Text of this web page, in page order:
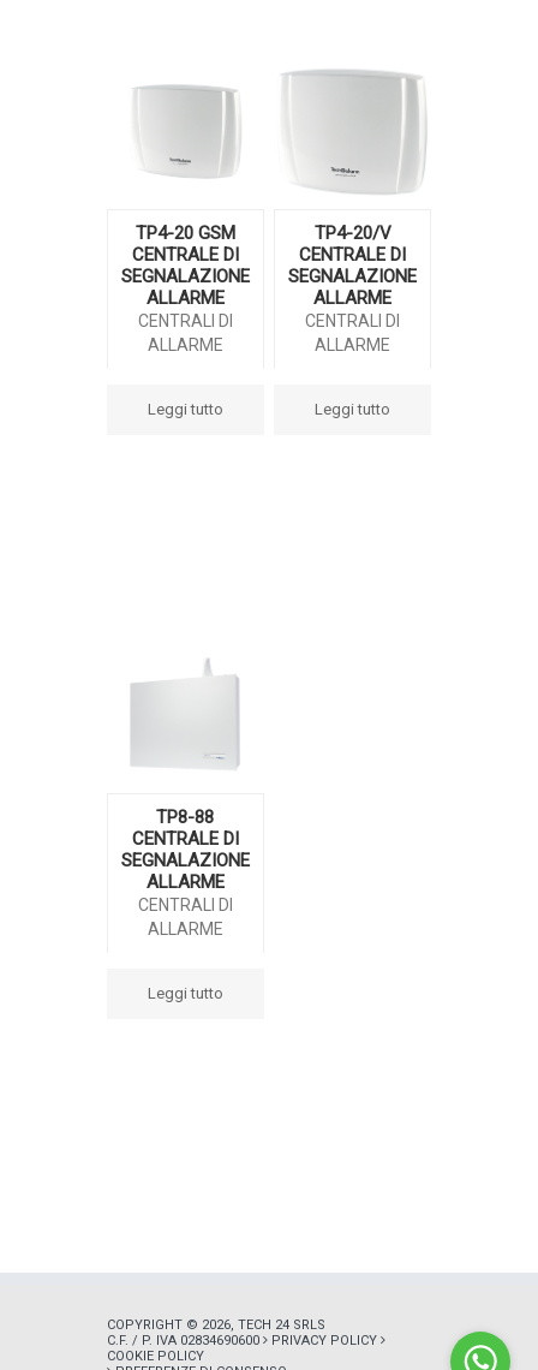
TP4-20 GSM
CENTRALE DI
SEGNALAZIONE
ALLARME
CENTRALI DI
ALLARME
Leggi tutto
TP4-20/V
CENTRALE DI
SEGNALAZIONE
ALLARME
CENTRALI DI
ALLARME
Leggi tutto
TP8-88
CENTRALE DI
SEGNALAZIONE
ALLARME
CENTRALI DI
ALLARME
Leggi tutto
COPYRIGHT © 2026, TECH 24 SRLS
C.F. / P. IVA 02834690600
PRIVACY POLICY
COOKIE POLICY